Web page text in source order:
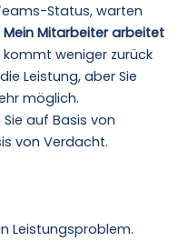
Status, warten
Mein Mitarbeiter arbeitet
kommt weniger zurück
Leistung, aber Sie
möglich.
auf Basis von
von Verdacht.
Leistungsproblem.